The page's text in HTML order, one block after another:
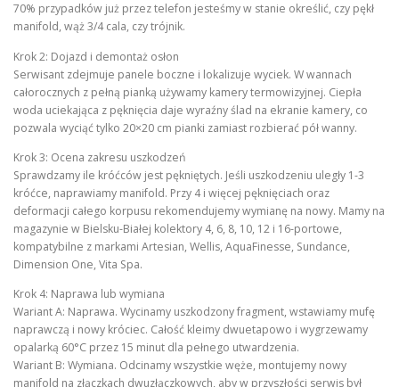
70% przypadków już przez telefon jesteśmy w stanie określić, czy pękł
manifold, wąż 3/4 cala, czy trójnik.
Krok 2: Dojazd i demontaż osłon
Serwisant zdejmuje panele boczne i lokalizuje wyciek. W wannach
całorocznych z pełną pianką używamy kamery termowizyjnej. Ciepła
woda uciekająca z pęknięcia daje wyraźny ślad na ekranie kamery, co
pozwala wyciąć tylko 20×20 cm pianki zamiast rozbierać pół wanny.
Krok 3: Ocena zakresu uszkodzeń
Sprawdzamy ile króćców jest pękniętych. Jeśli uszkodzeniu uległy 1-3
króćce, naprawiamy manifold. Przy 4 i więcej pęknięciach oraz
deformacji całego korpusu rekomendujemy wymianę na nowy. Mamy na
magazynie w Bielsku-Białej kolektory 4, 6, 8, 10, 12 i 16-portowe,
kompatybilne z markami Artesian, Wellis, AquaFinesse, Sundance,
Dimension One, Vita Spa.
Krok 4: Naprawa lub wymiana
Wariant A: Naprawa. Wycinamy uszkodzony fragment, wstawiamy mufę
naprawczą i nowy króciec. Całość kleimy dwuetapowo i wygrzewamy
opalarką 60°C przez 15 minut dla pełnego utwardzenia.
Wariant B: Wymiana. Odcinamy wszystkie węże, montujemy nowy
manifold na złączkach dwuzłączkowych, aby w przyszłości serwis był